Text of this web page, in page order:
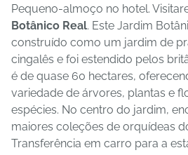
Pequeno-almoço no hotel.
Botânico Real. Este Jardim
construído como um jardim de
cingalês e foi estendido pelos
é de quase 60 hectares,
variedade de árvores, plantas e
espécies. No centro do jardim,
maiores coleções de orquídeas
Transferência em carro para a